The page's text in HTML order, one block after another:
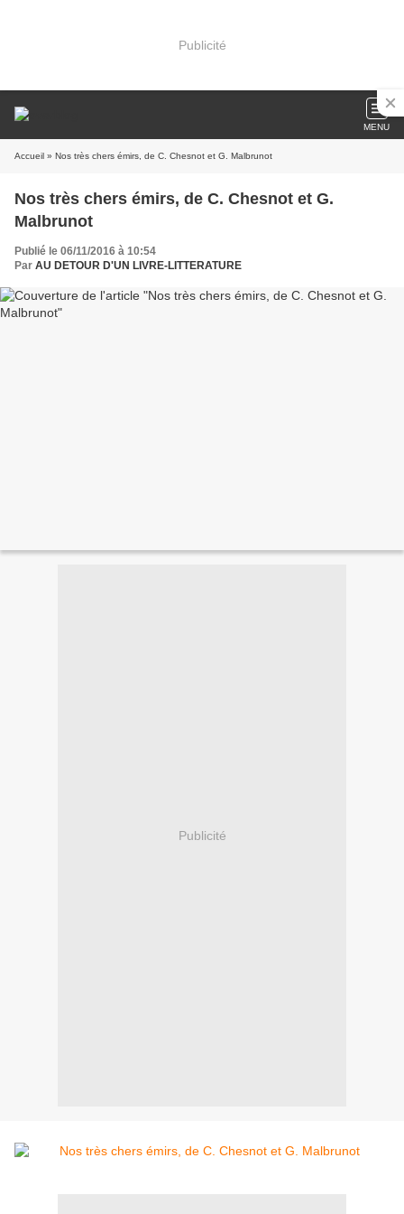
Publicité
MENU
Accueil » Nos très chers émirs, de C. Chesnot et G. Malbrunot
Nos très chers émirs, de C. Chesnot et G.
Malbrunot
Publié le 06/11/2016 à 10:54
Par AU DETOUR D'UN LIVRE-LITTERATURE
Publicité